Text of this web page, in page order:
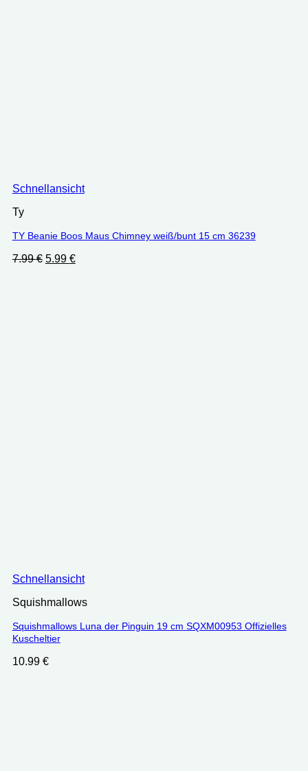
Schnellansicht
Ty
TY Beanie Boos Maus Chimney weiß/bunt 15 cm 36239
7.99€ Ursprünglicher
5.99 €Aktueller
Schnellansicht
Squishmallows
Squishmallows Luna der Pinguin 19 cm SQXM00953 Offizielles
Kuscheltier
10.99 €